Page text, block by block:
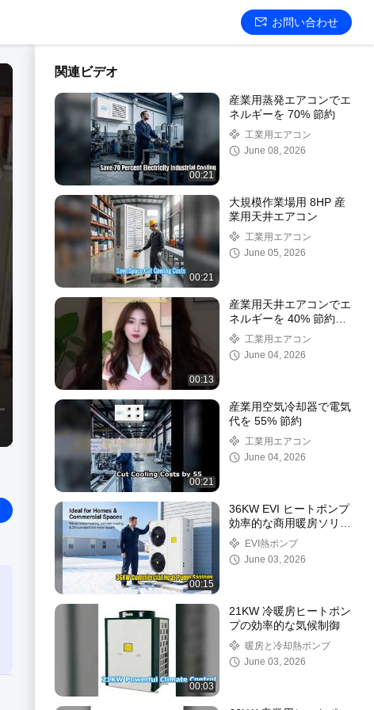
お問い合わせ
関連ビデオ
00:21
産業用蒸発エアコンでエ
ネルギーを 70% 節約
工業用エアコン
June 08, 2026
00:21
大規模作業場用 8HP 産
業用天井エアコン
工業用エアコン
June 05, 2026
00:13
産業用天井エアコンでエ
ネルギーを 40% 節約
Meidibao
工業用エアコン
June 04, 2026
00:21
産業用空気冷却器で電気
代を 55% 節約
工業用エアコン
June 04, 2026
00:15
36KW EVI ヒートポンプ
効率的な商用暖房ソリュ
ーション
EVI熱ポンプ
June 03, 2026
00:03
21KW 冷暖房ヒートポン
プの効率的な気候制御
暖房と冷却熱ポンプ
June 03, 2026